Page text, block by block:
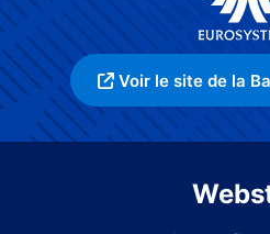
Voir le site de la